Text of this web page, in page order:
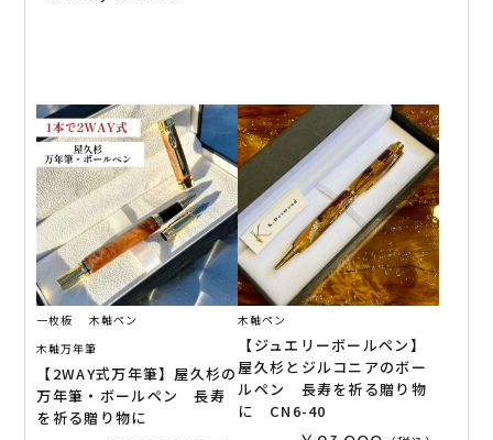
一枚板
木軸ペン
木軸万年筆
【2WAY式万年筆】屋久杉の
万年筆・ボールペン 長寿
を祈る贈り物に
木軸ペン
【ジュエリーボールペン】
屋久杉とジルコニアのボー
ルペン 長寿を祈る贈り物
に CN6-40